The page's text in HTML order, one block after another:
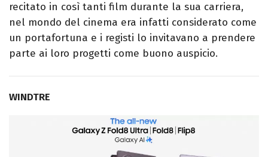
recitato in così tanti film durante la sua carriera,
nel mondo del cinema era infatti considerato come
un portafortuna e i registi lo invitavano a prendere
parte ai loro progetti come buono auspicio.
WINDTRE